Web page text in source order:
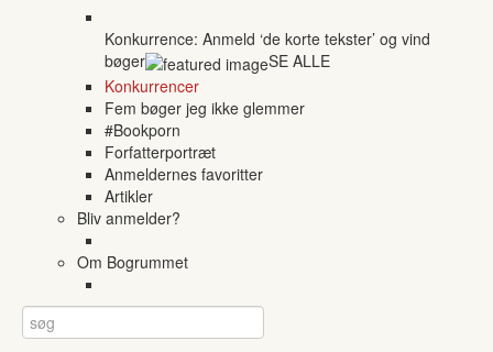
Konkurrence: Anmeld ‘de korte tekster’ og vind
bøger
SE ALLE
Konkurrencer
Fem bøger jeg ikke glemmer
#Bookporn
Forfatterportræt
Anmeldernes favoritter
Artikler
Bliv anmelder?
Om Bogrummet